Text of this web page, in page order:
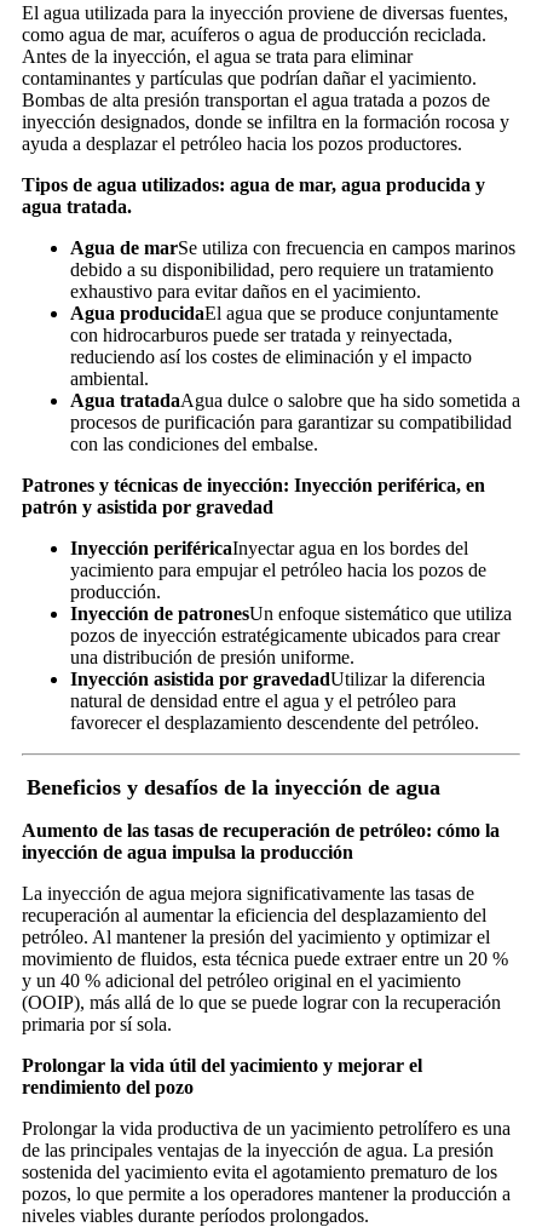
El agua utilizada para la inyección proviene de diversas fuentes,
como agua de mar, acuíferos o agua de producción reciclada.
Antes de la inyección, el agua se trata para eliminar
contaminantes y partículas que podrían dañar el yacimiento.
Bombas de alta presión transportan el agua tratada a pozos de
inyección designados, donde se infiltra en la formación rocosa y
ayuda a desplazar el petróleo hacia los pozos productores.
Tipos de agua utilizados: agua de mar, agua producida y
agua tratada.
Agua de marSe utiliza con frecuencia en campos marinos
debido a su disponibilidad, pero requiere un tratamiento
exhaustivo para evitar daños en el yacimiento.
Agua producidaEl agua que se produce conjuntamente
con hidrocarburos puede ser tratada y reinyectada,
reduciendo así los costes de eliminación y el impacto
ambiental.
Agua tratadaAgua dulce o salobre que ha sido sometida a
procesos de purificación para garantizar su compatibilidad
con las condiciones del embalse.
Patrones y técnicas de inyección: Inyección periférica, en
patrón y asistida por gravedad
Inyección periféricaInyectar agua en los bordes del
yacimiento para empujar el petróleo hacia los pozos de
producción.
Inyección de patronesUn enfoque sistemático que utiliza
pozos de inyección estratégicamente ubicados para crear
una distribución de presión uniforme.
Inyección asistida por gravedadUtilizar la diferencia
natural de densidad entre el agua y el petróleo para
favorecer el desplazamiento descendente del petróleo.
Beneficios y desafíos de la inyección de agua
Aumento de las tasas de recuperación de petróleo: cómo la
inyección de agua impulsa la producción
La inyección de agua mejora significativamente las tasas de
recuperación al aumentar la eficiencia del desplazamiento del
petróleo. Al mantener la presión del yacimiento y optimizar el
movimiento de fluidos, esta técnica puede extraer entre un 20 %
y un 40 % adicional del petróleo original en el yacimiento
(OOIP), más allá de lo que se puede lograr con la recuperación
primaria por sí sola.
Prolongar la vida útil del yacimiento y mejorar el
rendimiento del pozo
Prolongar la vida productiva de un yacimiento petrolífero es una
de las principales ventajas de la inyección de agua. La presión
sostenida del yacimiento evita el agotamiento prematuro de los
pozos, lo que permite a los operadores mantener la producción a
niveles viables durante períodos prolongados.